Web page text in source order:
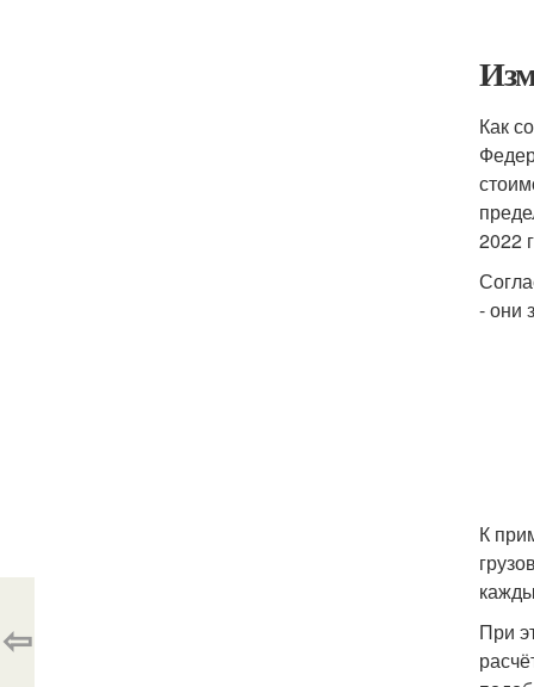
Как
2022
- они
К
При
⇦